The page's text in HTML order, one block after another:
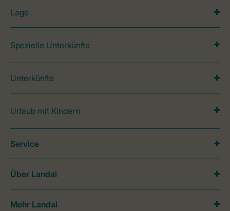
Lage
Spezielle Unterkünfte
Unterkünfte
Urlaub mit Kindern
Service
Über Landal
Mehr Landal